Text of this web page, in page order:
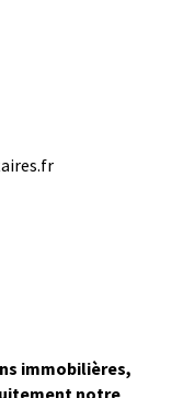
immobilières,